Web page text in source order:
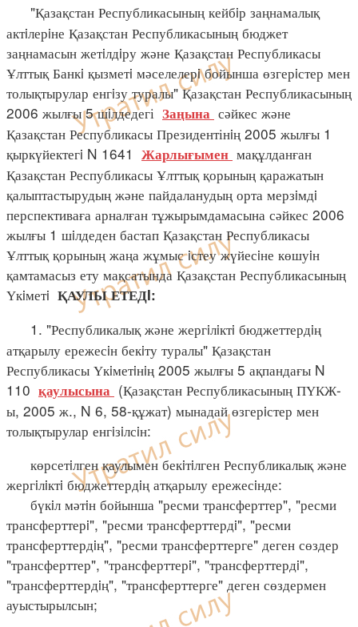
"Қазақстан Республикасының кейбiр заңнамалық
актiлерiне Қазақстан Республикасының бюджет
заңнамасын жетiлдiру және Қазақстан Республикасы
Ұлттық Банкi қызметi мәселелерi бойынша өзгерiстер мен
толықтырулар енгiзу туралы" Қазақстан Республикасының
2006 жылғы 5 шiлдедегі Заңына сәйкес және
Қазақстан Республикасы Президентінiң 2005 жылғы 1
қыркүйектегi N 1641 Жарлығымен мақұлданған
Қазақстан Республикасы Ұлттық қорының қаражатын
қалыптастырудың және пайдаланудың орта мерзiмдi
перспективаға арналған тұжырымдамасына сәйкес 2006
жылғы 1 шiлдеден бастап Қазақстан Республикасы
Ұлттық қорының жаңа жұмыс iстеу жүйесiне көшуiн
қамтамасыз ету мақсатында Қазақстан Республикасының
Үкiметi ҚАУЛЫ ЕТЕДI:
1. "Республикалық және жергiлiктi бюджеттердiң
атқарылу ережесiн бекiту туралы" Қазақстан
Республикасы Үкiметiнiң 2005 жылғы 5 ақпандағы N
110 қаулысына (Қазақстан Республикасының ПҮКЖ-
ы, 2005 ж., N 6, 58-құжат) мынадай өзгерiстер мен
толықтырулар енгiзiлсiн:
көрсетiлген қаулымен бекiтiлген Республикалық және
жергiлiктi бюджеттердiң атқарылу ережесiнде:
бүкiл мәтiн бойынша "ресми трансферттер", "ресми
трансферттерi", "ресми трансферттердi", "ресми
трансферттердiң", "ресми трансферттерге" деген сөздер
"трансферттер", "трансферттерi", "трансферттердi",
"трансферттердiң", "трансферттерге" деген сөздермен
ауыстырылсын;